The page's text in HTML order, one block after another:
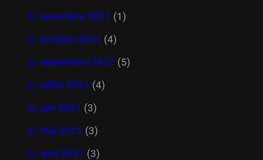
novembre 2021 (1)
octobre 2021 (4)
septembre 2021 (5)
juillet 2021 (4)
juin 2021 (3)
mai 2021 (3)
avril 2021 (3)